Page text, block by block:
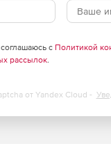
с Политикой
рассылок.
от Yandex Cloud -